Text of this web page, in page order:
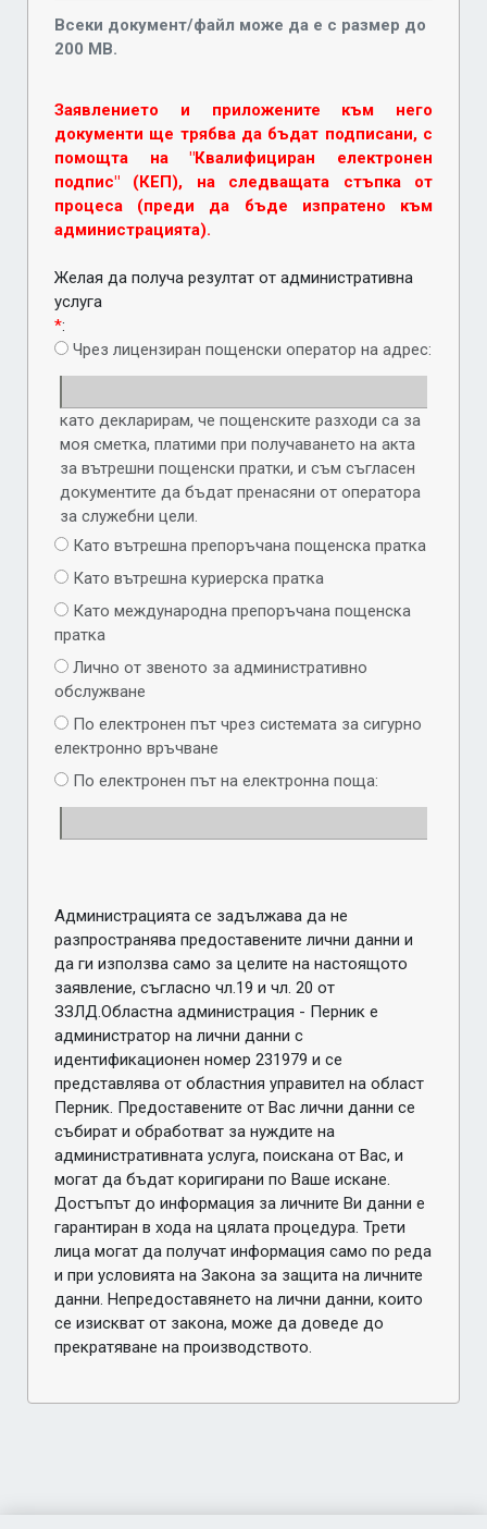
Всеки документ/файл може да е с размер до
200 MB.
Заявлението и приложените към него
документи ще трябва да бъдат подписани, с
помощта на "Квалифициран електронен
подпис" (КЕП), на следващата стъпка от
процеса (преди да бъде изпратено към
администрацията).
Желая да получа резултат от административна
услуга
*:
Чрез лицензиран пощенски оператор на адрес:
като декларирам, че пощенските разходи са за
моя сметка, платими при получаването на акта
за вътрешни пощенски пратки, и съм съгласен
документите да бъдат пренасяни от оператора
за служебни цели.
Като вътрешна препоръчана пощенска пратка
Като вътрешна куриерска пратка
Като международна препоръчана пощенска
пратка
Лично от звеното за административно
обслужване
По електронен път чрез системата за сигурно
електронно връчване
По електронен път на електронна поща:
Администрацията се задължава да не
разпространява предоставените лични данни и
да ги използва само за целите на настоящото
заявление, съгласно чл.19 и чл. 20 от
ЗЗЛД.Областна администрация - Перник е
администратор на лични данни с
идентификационен номер 231979 и се
представлява от областния управител на област
Перник. Предоставените от Вас лични данни се
събират и обработват за нуждите на
административната услуга, поискана от Вас, и
могат да бъдат коригирани по Ваше искане.
Достъпът до информация за личните Ви данни е
гарантиран в хода на цялата процедура. Трети
лица могат да получат информация само по реда
и при условията на Закона за защита на личните
данни. Непредоставянето на лични данни, които
се изискват от закона, може да доведе до
прекратяване на производството.